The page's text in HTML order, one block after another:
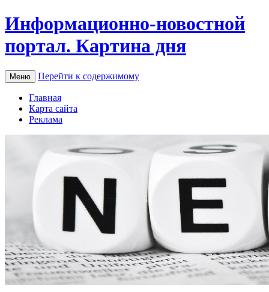
Информационно-новостной
портал. Картина дня
Меню Перейти к содержимому
Главная
Карта сайта
Реклама